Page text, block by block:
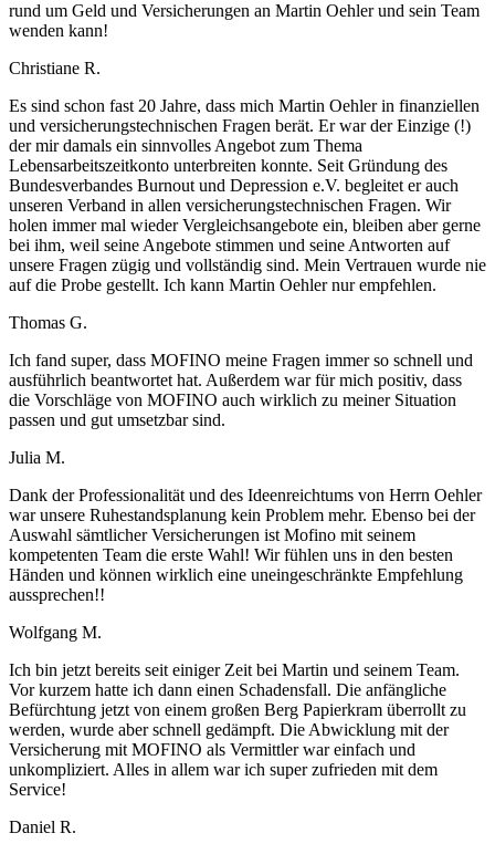
rund um Geld und Versicherungen an Martin Oehler und sein Team
wenden kann!
Christiane R.
Es sind schon fast 20 Jahre, dass mich Martin Oehler in finanziellen
und versicherungstechnischen Fragen berät. Er war der Einzige (!)
der mir damals ein sinnvolles Angebot zum Thema
Lebensarbeitszeitkonto unterbreiten konnte. Seit Gründung des
Bundesverbandes Burnout und Depression e.V. begleitet er auch
unseren Verband in allen versicherungstechnischen Fragen. Wir
holen immer mal wieder Vergleichsangebote ein, bleiben aber gerne
bei ihm, weil seine Angebote stimmen und seine Antworten auf
unsere Fragen zügig und vollständig sind. Mein Vertrauen wurde nie
auf die Probe gestellt. Ich kann Martin Oehler nur empfehlen.
Thomas G.
Ich fand super, dass MOFINO meine Fragen immer so schnell und
ausführlich beantwortet hat. Außerdem war für mich positiv, dass
die Vorschläge von MOFINO auch wirklich zu meiner Situation
passen und gut umsetzbar sind.
Julia M.
Dank der Professionalität und des Ideenreichtums von Herrn Oehler
war unsere Ruhestandsplanung kein Problem mehr. Ebenso bei der
Auswahl sämtlicher Versicherungen ist Mofino mit seinem
kompetenten Team die erste Wahl! Wir fühlen uns in den besten
Händen und können wirklich eine uneingeschränkte Empfehlung
aussprechen!!
Wolfgang M.
Ich bin jetzt bereits seit einiger Zeit bei Martin und seinem Team.
Vor kurzem hatte ich dann einen Schadensfall. Die anfängliche
Befürchtung jetzt von einem großen Berg Papierkram überrollt zu
werden, wurde aber schnell gedämpft. Die Abwicklung mit der
Versicherung mit MOFINO als Vermittler war einfach und
unkompliziert. Alles in allem war ich super zufrieden mit dem
Service!
Daniel R.